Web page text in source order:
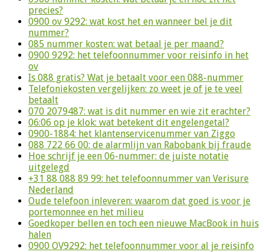
precies?
0900 ov 9292: wat kost het en wanneer bel je dit
nummer?
085 nummer kosten: wat betaal je per maand?
0900 9292: het telefoonnummer voor reisinfo in het
ov
Is 088 gratis? Wat je betaalt voor een 088-nummer
Telefoniekosten vergelijken: zo weet je of je te veel
betaalt
070 2079487: wat is dit nummer en wie zit erachter?
06:06 op je klok: wat betekent dit engelengetal?
0900-1884: het klantenservicenummer van Ziggo
088 722 66 00: de alarmlijn van Rabobank bij fraude
Hoe schrijf je een 06-nummer: de juiste notatie
uitgelegd
+31 88 088 89 99: het telefoonnummer van Verisure
Nederland
Oude telefoon inleveren: waarom dat goed is voor je
portemonnee en het milieu
Goedkoper bellen en toch een nieuwe MacBook in huis
halen
0900 OV9292: het telefoonnummer voor al je reisinfo